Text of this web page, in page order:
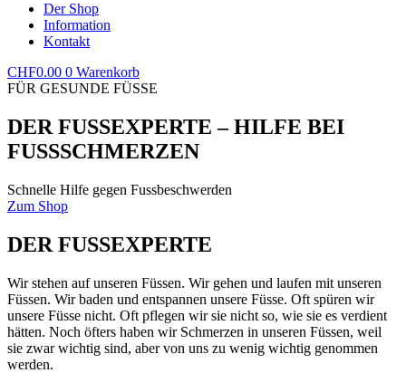
NAGELPILZ
leichter nagelpilz
schwerer nagelpilz
leichter nagelpilz
Mittelschwerer nagelpilz
FERSENSPORN
Fersensporn beseitigen
Fersensporn beseitigen
Der Shop
Information
Kontakt
CHF0.00 0 Warenkorb
FÜR GESUNDE FÜSSE
DER FUSSEXPERTE – HILFE BEI
FUSSSCHMERZEN
Schnelle Hilfe gegen Fussbeschwerden
Zum Shop
DER FUSSEXPERTE
Wir stehen auf unseren Füssen. Wir gehen und laufen mit unseren
Füssen. Wir baden und entspannen unsere Füsse. Oft spüren wir
unsere Füsse nicht. Oft pflegen wir sie nicht so, wie sie es verdient
hätten. Noch öfters haben wir Schmerzen in unseren Füssen, weil
sie zwar wichtig sind, aber von uns zu wenig wichtig genommen
werden.